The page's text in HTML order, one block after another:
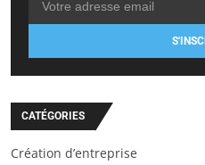
CATÉGORIES
Création d’entreprise